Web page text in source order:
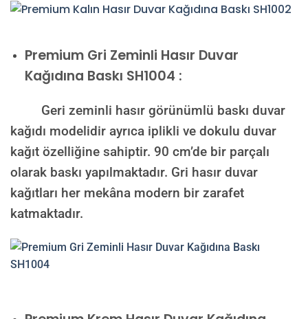
Premium Gri Zeminli Hasır Duvar
Kağıdına Baskı SH1004 :
Geri zeminli hasır görünümlü baskı duvar
kağıdı modelidir ayrıca iplikli ve dokulu duvar
kağıt özelliğine sahiptir. 90 cm’de bir parçalı
olarak baskı yapılmaktadır. Gri hasır duvar
kağıtları her mekâna modern bir zarafet
katmaktadır.